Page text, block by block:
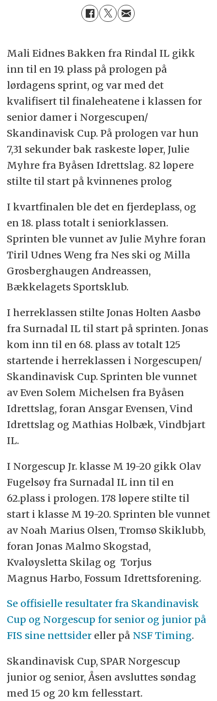
Mali Eidnes Bakken fra Rindal IL gikk
inn til en 19. plass på prologen på
lørdagens sprint, og var med det
kvalifisert til finaleheatene i klassen for
senior damer i Norgescupen/
Skandinavisk Cup. På prologen var hun
7,31 sekunder bak raskeste løper, Julie
Myhre fra Byåsen Idrettslag. 82 løpere
stilte til start på kvinnenes prolog
I kvartfinalen ble det en fjerdeplass, og
en 18. plass totalt i seniorklassen.
Sprinten ble vunnet av Julie Myhre foran
Tiril Udnes Weng fra Nes ski og Milla
Grosberghaugen Andreassen,
Bækkelagets Sportsklub.
I herreklassen stilte Jonas Holten Aasbø
fra Surnadal IL til start på sprinten. Jonas
kom inn til en 68. plass av totalt 125
startende i herreklassen i Norgescupen/
Skandinavisk Cup. Sprinten ble vunnet
av Even Solem Michelsen fra Byåsen
Idrettslag, foran Ansgar Evensen, Vind
Idrettslag og Mathias Holbæk, Vindbjart
IL.
I Norgescup Jr. klasse M 19-20 gikk Olav
Fugelsøy fra Surnadal IL inn til en
62.plass i prologen. 178 løpere stilte til
start i klasse M 19-20. Sprinten ble vunnet
av Noah Marius Olsen, Tromsø Skiklubb,
foran Jonas Malmo Skogstad,
Kvaløysletta Skilag og Torjus
Magnus Harbo, Fossum Idrettsforening.
Se offisielle resultater fra Skandinavisk
Cup og Norgescup for senior og junior på
FIS sine nettsidereller på NSF Timing.
Skandinavisk Cup, SPAR Norgescup
junior og senior, Åsen avsluttes søndag
med 15 og 20 km fellesstart.